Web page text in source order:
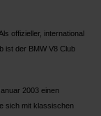
offizieller, international
ist der BMW V8 Club
2003 einen
sich mit klassischen